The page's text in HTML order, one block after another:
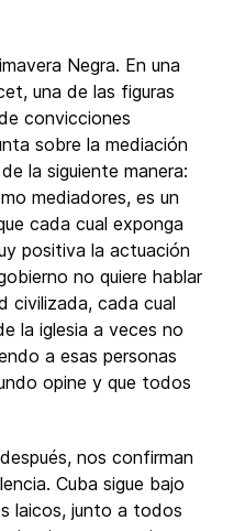
Negra. En una
una de las figuras
convicciones
sobre la mediación
la siguiente manera:
mediadores, es un
cada cual exponga
positiva la actuación
no quiere hablar
civilizada, cada cual
la iglesia a veces no
a esas personas
opine y que todos
nos confirman
Cuba sigue bajo
laicos, junto a todos